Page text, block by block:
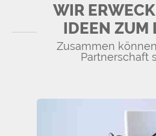
WIR
IDEEN ZUM
Zusammen
Partnerschaft